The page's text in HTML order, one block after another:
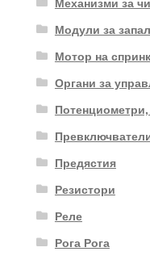
Модули за
Мотор на
Органи за
Потенциометри,
Предястия
Резистори
Реле
Рога Рога